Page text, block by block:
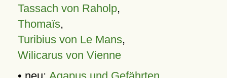
Tassach von Raholp,
Thomaïs,
Turibius von Le Mans,
Wilicarus von Vienne